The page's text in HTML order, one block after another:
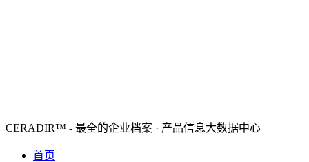
CERADIR™ - 最全的企业档案 · 产品信息大数据中心
首页